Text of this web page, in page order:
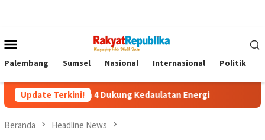
Mobile
Palembang Sumsel Nasional Internasional Politik
Update Terkini!
Zona 4 Dukung Kedaulatan Energi
Beranda Headline News